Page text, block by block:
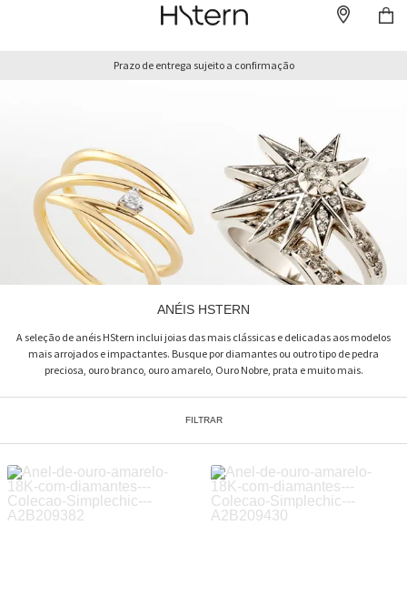
Prazo de entrega sujeito a confirmação
ANÉIS HSTERN
A seleção de anéis HStern inclui joias das mais clássicas e delicadas aos modelos
mais arrojados e impactantes. Busque por diamantes ou outro tipo de pedra
preciosa, ouro branco, ouro amarelo, Ouro Nobre, prata e muito mais.
FILTRAR